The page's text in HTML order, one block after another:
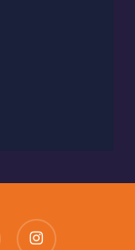
instagram